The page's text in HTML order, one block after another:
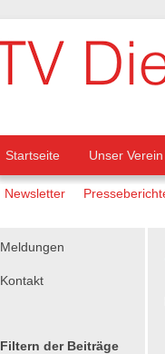
Navigation
überspringen
Startseite Unser Verein
Navigation
Newsletter
Navigation
Meldungen
Kontakt
Filtern der Beiträge